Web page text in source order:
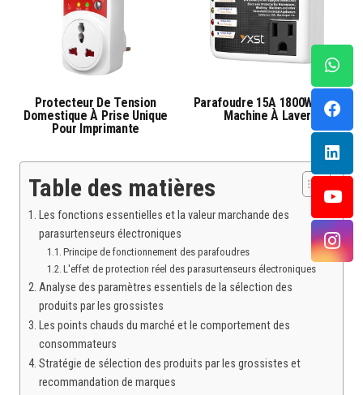
Protecteur De Tension
Domestique À Prise Unique
Pour Imprimante
Parafoudre 15A 1800W Pour
Machine À Laver
Table des matières
Les fonctions essentielles et la valeur marchande des
parasurtenseurs électroniques
Principe de fonctionnement des parafoudres
L'effet de protection réel des parasurtenseurs électroniques
Analyse des paramètres essentiels de la sélection des
produits par les grossistes
Les points chauds du marché et le comportement des
consommateurs
Stratégie de sélection des produits par les grossistes et
recommandation de marques